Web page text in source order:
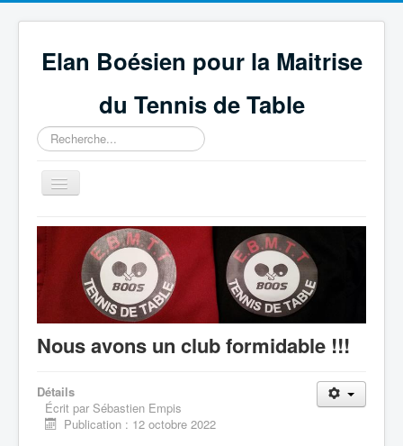
Elan Boésien pour la Maitrise
du Tennis de Table
Rechercher
Basculer
la
Accueil
Association
Compétitions
GEPNETT
Partenaires
Liens
Nous avons un club formidable !!!
Détails
Écrit par Sébastien Empis
Publication : 12 octobre 2022